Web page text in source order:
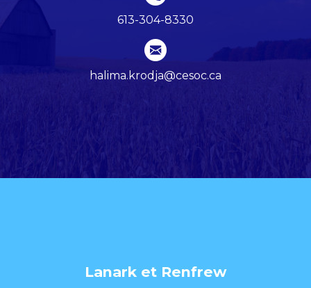
613-304-8330
halima.krodja@cesoc.ca
Lanark et Renfrew